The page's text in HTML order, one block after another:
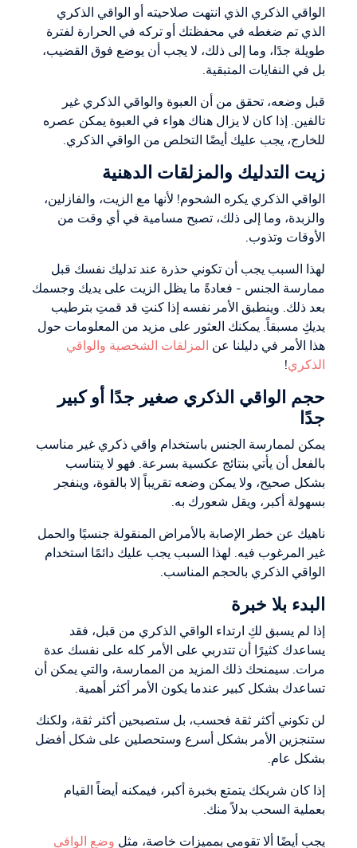
الواقي الذكري الذي انتهت صلاحيته أو الواقي الذكري
الذي تم ضغطه في محفظتك أو تركه في الحرارة لفترة
طويلة جدًا، وما إلى ذلك، لا يجب أن يوضع فوق القضيب،
بل في النفايات المتبقية.
قبل وضعه، تحقق من أن العبوة والواقي الذكري غير
تالفين. إذا كان لا يزال هناك هواء في العبوة يمكن عصره
للخارج، يجب عليك أيضًا التخلص من الواقي الذكري.
زيت التدليك والمزلقات الدهنية
الواقي الذكري يكره الشحوم! لأنها مع الزيت، والفازلين،
والزبدة، وما إلى ذلك، تصبح مسامية في أي وقت من
الأوقات وتذوب.
لهذا السبب يجب أن تكوني حذرة عند تدليك نفسك قبل
ممارسة الجنس - فعادةً ما يظل الزيت على يديك وجسمك
بعد ذلك. وينطبق الأمر نفسه إذا كنتِ قد قمتِ بترطيب
يديكِ مسبقاً. يمكنك العثور على مزيد من المعلومات حول
هذا الأمر في دليلنا عن المزلقات الشخصية والواقي
الذكري!
حجم الواقي الذكري صغير جدًا أو كبير
جدًا
يمكن لممارسة الجنس باستخدام واقي ذكري غير مناسب
بالفعل أن يأتي بنتائج عكسية بسرعة. فهو لا يتناسب
بشكل صحيح، ولا يمكن وضعه تقريباً إلا بالقوة، وينفجر
بسهولة أكبر، ويقل شعورك به.
ناهيك عن خطر الإصابة بالأمراض المنقولة جنسيًا والحمل
غير المرغوب فيه. لهذا السبب يجب عليك دائمًا استخدام
الواقي الذكري بالحجم المناسب.
البدء بلا خبرة
إذا لم يسبق لكِ ارتداء الواقي الذكري من قبل، فقد
يساعدك كثيرًا أن تتدربي على الأمر كله على نفسك عدة
مرات. سيمنحك ذلك المزيد من الممارسة، والتي يمكن أن
تساعدك بشكل كبير عندما يكون الأمر أكثر أهمية.
لن تكوني أكثر ثقة فحسب، بل ستصبحين أكثر ثقة، ولكنك
ستنجزين الأمر بشكل أسرع وستحصلين على شكل أفضل
بشكل عام.
إذا كان شريكك يتمتع بخبرة أكبر، فيمكنه أيضاً القيام
بعملية السحب بدلاً منك.
يجب أيضًا ألا تقومي بمميزات خاصة، مثل وضع الواقي